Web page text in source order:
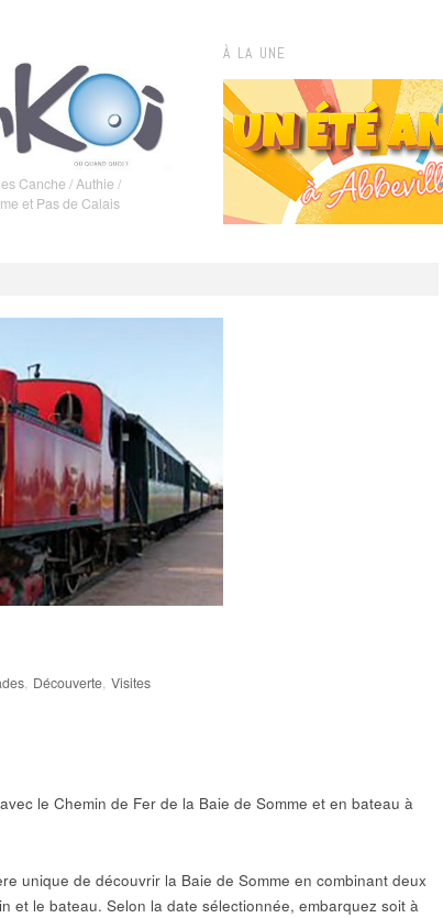
Canche / Authie /
et Pas de Calais
À LA UNE
, Découverte, Visites
le Chemin de Fer de la Baie de Somme et en bateau à
unique de découvrir la Baie de Somme en combinant deux
et le bateau. Selon la date sélectionnée, embarquez soit à